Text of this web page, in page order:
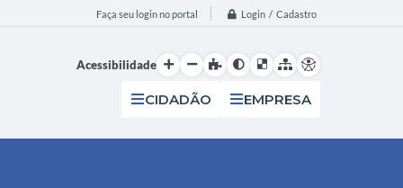
Faça seu login no portal Login / Cadastro
Acessibilidade
CIDADÃO EMPRESA